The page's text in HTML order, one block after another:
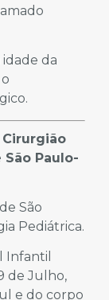
da
Cirurgião
Paulo-
São
Pediátrica.
Infantil
de Julho,
e do corpo